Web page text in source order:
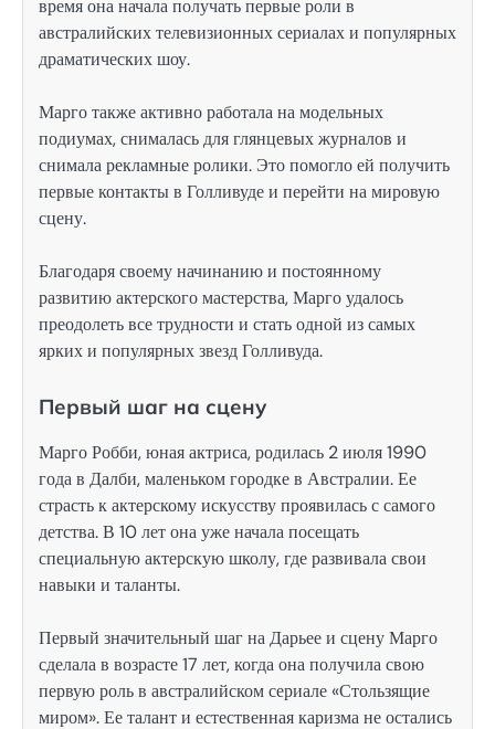
время она начала получать первые роли в
австралийских телевизионных сериалах и популярных
драматических шоу.
Марго также активно работала на модельных
подиумах, снималась для глянцевых журналов и
снимала рекламные ролики. Это помогло ей получить
первые контакты в Голливуде и перейти на мировую
сцену.
Благодаря своему начинанию и постоянному
развитию актерского мастерства, Марго удалось
преодолеть все трудности и стать одной из самых
ярких и популярных звезд Голливуда.
Первый шаг на сцену
Марго Робби, юная актриса, родилась 2 июля 1990
года в Далби, маленьком городке в Австралии. Ее
страсть к актерскому искусству проявилась с самого
детства. В 10 лет она уже начала посещать
специальную актерскую школу, где развивала свои
навыки и таланты.
Первый значительный шаг на Дарьее и сцену Марго
сделала в возрасте 17 лет, когда она получила свою
первую роль в австралийском сериале «Стользящие
миром». Ее талант и естественная каризма не остались